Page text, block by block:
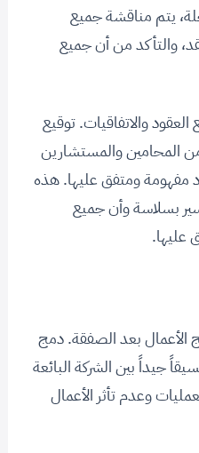
يتم مناقشة جميع
والتأكد من أن جميع
والاتفاقيات. توقيع
المحامين والمستشارين
مفهومة ومتفق عليها. هذه
بسلاسة وأن جميع
عليها.
الأعمال بعد الصفقة. دمج
جيداً بين الشركة البائعة
وعدم تأثر الأعمال